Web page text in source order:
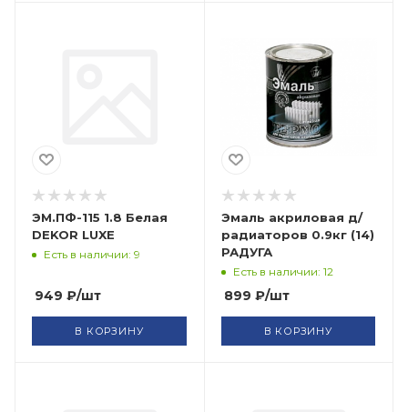
ЭМ.ПФ-115 1.8 Белая
DEKOR LUXE
Есть в наличии: 9
949 ₽/шт
В КОРЗИНУ
Эмаль акриловая д/
радиаторов 0.9кг (14)
РАДУГА
Есть в наличии: 12
899 ₽/шт
В КОРЗИНУ